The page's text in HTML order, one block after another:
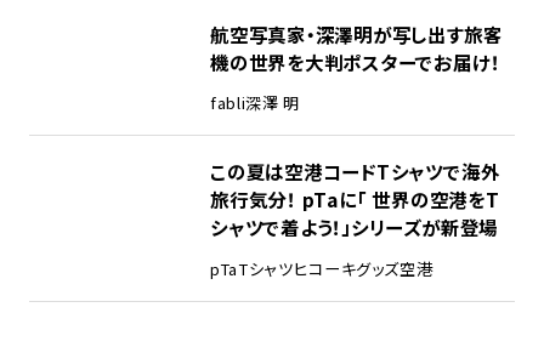
航空写真家・深澤明が写し出す旅客
機の世界を大判ポスターでお届け！
fabli深澤 明
この夏は空港コードTシャツで海外
旅行気分！ pTaに「 世界の空港をT
シャツで着よう！」シリーズが新登場
pTaTシャツヒコーキグッズ空港